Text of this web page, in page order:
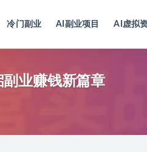
冷门副业 AI副业项目 AI虚拟
业赚钱新篇章